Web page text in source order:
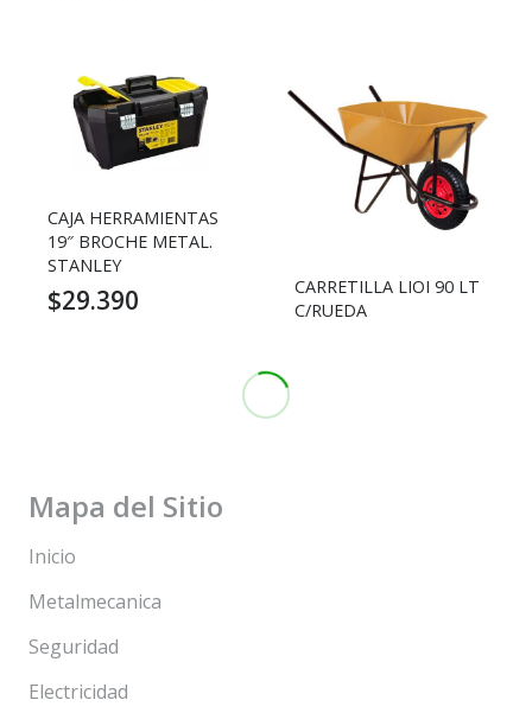
CAJA HERRAMIENTAS
19″ BROCHE METAL.
STANLEY
$29.390
CARRETILLA LIOI 90 LT
C/RUEDA
Mapa del Sitio
Inicio
Metalmecanica
Seguridad
Electricidad